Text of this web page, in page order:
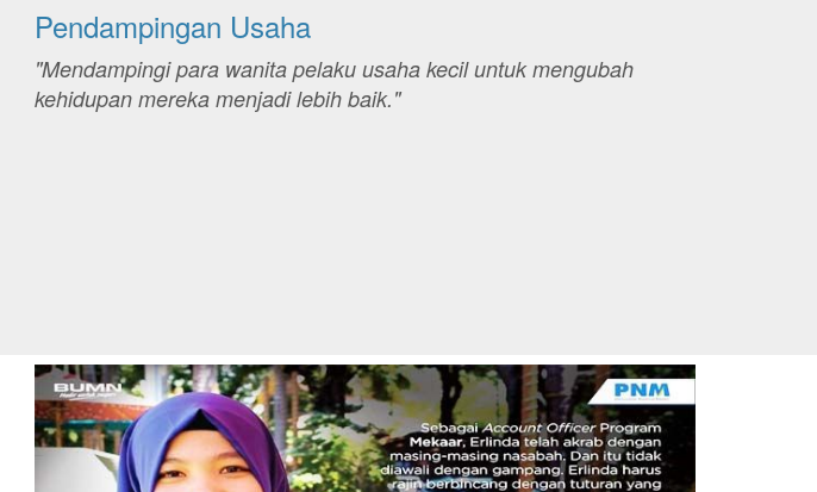
Pendampingan Usaha
"Mendampingi para wanita pelaku usaha kecil untuk mengubah
kehidupan mereka menjadi lebih baik."